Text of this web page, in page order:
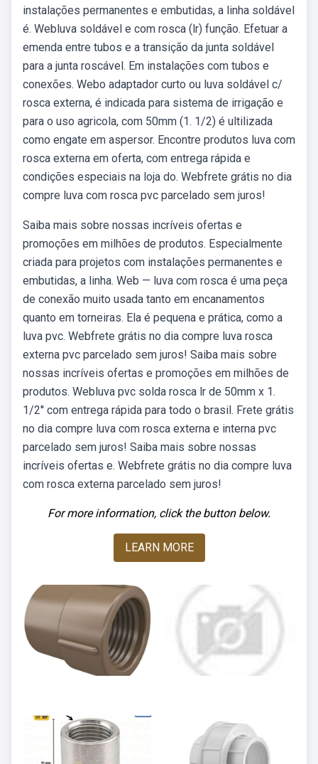
instalações permanentes e embutidas, a linha soldável
é. Webluva soldável e com rosca (lr) função. Efetuar a
emenda entre tubos e a transição da junta soldável
para a junta roscável. Em instalações com tubos e
conexões. Webo adaptador curto ou luva soldável c/
rosca externa, é indicada para sistema de irrigação e
para o uso agricola, com 50mm (1. 1/2) é ultilizada
como engate em aspersor. Encontre produtos luva com
rosca externa em oferta, com entrega rápida e
condições especiais na loja do. Webfrete grátis no dia
compre luva com rosca pvc parcelado sem juros!
Saiba mais sobre nossas incríveis ofertas e
promoções em milhões de produtos. Especialmente
criada para projetos com instalações permanentes e
embutidas, a linha. Web — luva com rosca é uma peça
de conexão muito usada tanto em encanamentos
quanto em torneiras. Ela é pequena e prática, como a
luva pvc. Webfrete grátis no dia compre luva rosca
externa pvc parcelado sem juros! Saiba mais sobre
nossas incríveis ofertas e promoções em milhões de
produtos. Webluva pvc solda rosca lr de 50mm x 1.
1/2'' com entrega rápida para todo o brasil. Frete grátis
no dia compre luva com rosca externa e interna pvc
parcelado sem juros! Saiba mais sobre nossas
incríveis ofertas e. Webfrete grátis no dia compre luva
com rosca externa parcelado sem juros!
For more information, click the button below.
LEARN MORE